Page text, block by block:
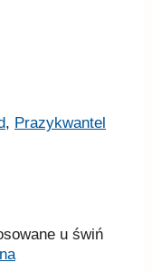
, Prazykwantel
u świń